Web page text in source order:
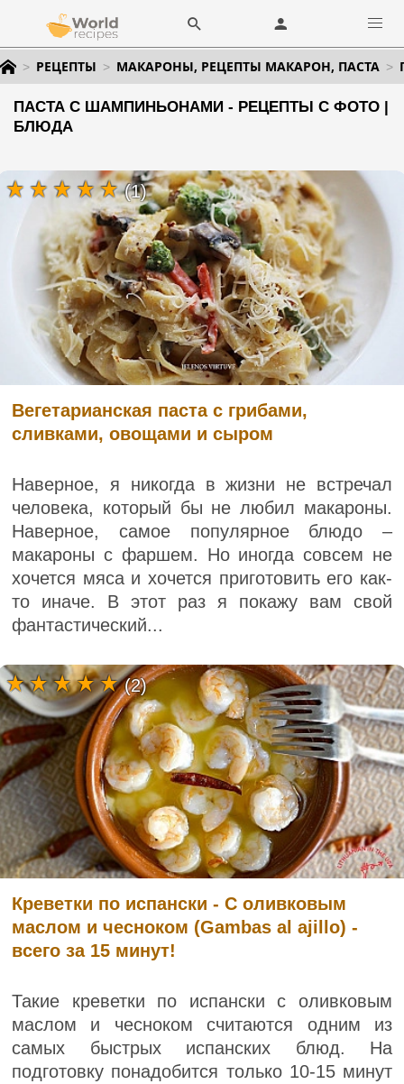
РЕЦЕПТЫ МАКАРОНЫ, РЕЦЕПТЫ МАКАРОН, ПАСТА
ПАСТА С ШАМПИНЬОНАМИ - РЕЦЕПТЫ С ФОТО |
БЛЮДА
Вегетарианская паста с грибами,
сливками, овощами и сыром
Наверное, я никогда в жизни не встречал
человека, который бы не любил макароны.
Наверное, самое популярное блюдо –
макароны с фаршем. Но иногда совсем не
хочется мяса и хочется приготовить его как-
то иначе. В этот раз я покажу вам свой
фантастический...
(1)
Креветки по испански - С оливковым
маслом и чесноком (Gambas al ajillo) -
всего за 15 минут!
Такие креветки по испански с оливковым
маслом и чесноком считаются одним из
самых быстрых испанских блюд. На
подготовку понадобится только 10-15 минут
(2)